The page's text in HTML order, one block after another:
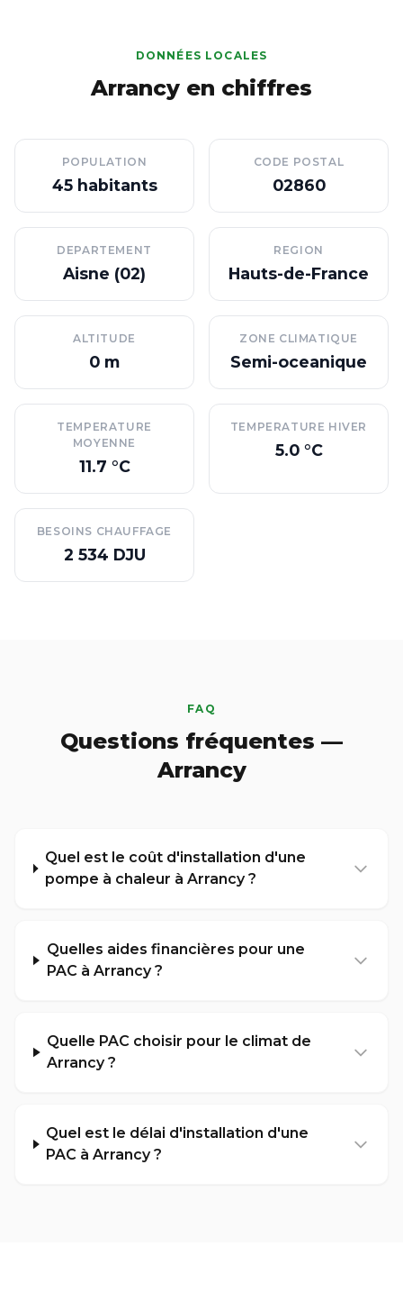
DONNÉES LOCALES
Arrancy en chiffres
POPULATION
45 habitants
CODE POSTAL
02860
DEPARTEMENT
Aisne (02)
REGION
Hauts-de-France
ALTITUDE
0 m
ZONE CLIMATIQUE
Semi-oceanique
TEMPERATURE
MOYENNE
11.7 °C
TEMPERATURE HIVER
5.0 °C
BESOINS CHAUFFAGE
2 534 DJU
FAQ
Questions fréquentes —
Arrancy
Quel est le coût d'installation d'une
pompe à chaleur à Arrancy ?
Quelles aides financières pour une
PAC à Arrancy ?
Quelle PAC choisir pour le climat de
Arrancy ?
Quel est le délai d'installation d'une
PAC à Arrancy ?